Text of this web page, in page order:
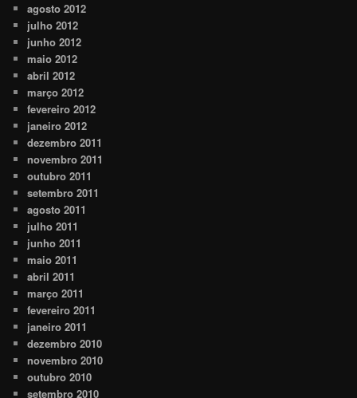
agosto 2012
julho 2012
junho 2012
maio 2012
abril 2012
março 2012
fevereiro 2012
janeiro 2012
dezembro 2011
novembro 2011
outubro 2011
setembro 2011
agosto 2011
julho 2011
junho 2011
maio 2011
abril 2011
março 2011
fevereiro 2011
janeiro 2011
dezembro 2010
novembro 2010
outubro 2010
setembro 2010